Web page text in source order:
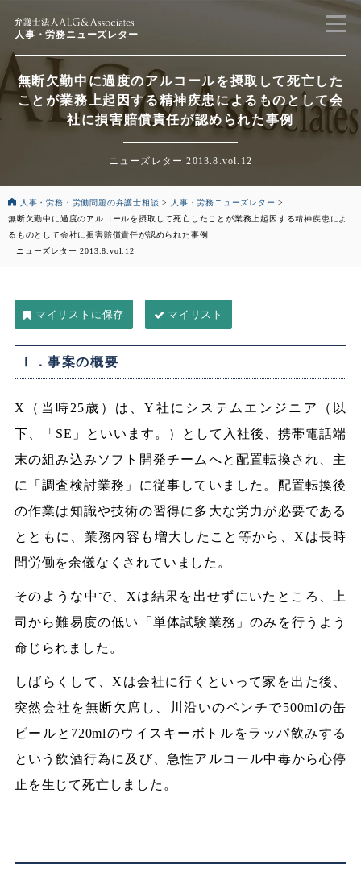
人事・労務ニューズレター
無断欠勤中に過度のアルコールを摂取して死亡した
ことが業務上起因する精神疾患によるものとして会
社に損害賠償責任が認められた事例
ニューズレター 2013.8.vol.12
人事・労務・労働問題の弁護士相談 > 人事・労務ニューズレター >
無断欠勤中に過度のアルコールを摂取して死亡したことが業務上起因する精神疾患によ
るものとして会社に損害賠償責任が認められた事例
ニューズレター 2013.8.vol.12
マイリスト
Ⅰ．事案の概要
X（当時25歳）は、Y社にシステムエンジニア（以
下、「SE」といいます。）として入社後、携帯電話端
末の組み込みソフト開発チームへと配置転換され、主
に「調査検討業務」に従事していました。配置転換後
の作業は知識や技術の習得に多大な労力が必要である
とともに、業務内容も増大したこと等から、Xは長時
間労働を余儀なくされていました。
そのような中で、Xは結果を出せずにいたところ、上
司から難易度の低い「単体試験業務」のみを行うよう
命じられました。
しばらくして、Xは会社に行くといって家を出た後、
突然会社を無断欠席し、川沿いのベンチで500mlの缶
ビールと720mlのウイスキーボトルをラッパ飲みする
という飲酒行為に及び、急性アルコール中毒から心停
止を生じて死亡しました。